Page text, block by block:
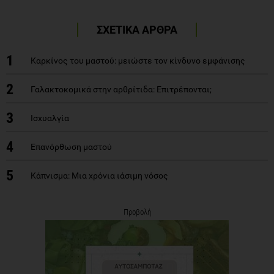
ΣΧΕΤΙΚΑ ΑΡΘΡΑ
1 Καρκίνος του μαστού: μειώστε τον κίνδυνο εμφάνισης
2 Γαλακτοκομικά στην αρθρίτιδα: Επιτρέπονται;
3 Ισχυαλγία
4 Επανόρθωση μαστού
5 Κάπνισμα: Μια χρόνια ιάσιμη νόσος
Προβολή